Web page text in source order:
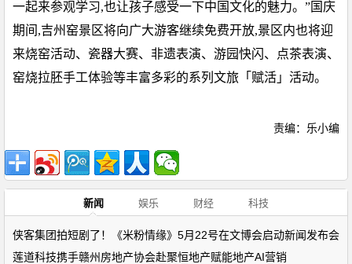
一起来参观学习,也让孩子感受一下中国文化的魅力。”国庆
期间,吉州窑景区将向广大游客继续免费开放,景区内也将迎
来烧窑活动、瓷器大赛、非遗表演、游园快闪、点茶表演、
窑烧拉胚手工体验等丰富多彩的系列文旅「赋活」活动。
责编：乐小编
新闻 娱乐 财经 科技
侠客集团拍短剧了！《米粉情缘》5月22号在文博会启动新闻发布会
莲道科技携手赣州房地产协会赴聚恒地产赋能地产AI营销